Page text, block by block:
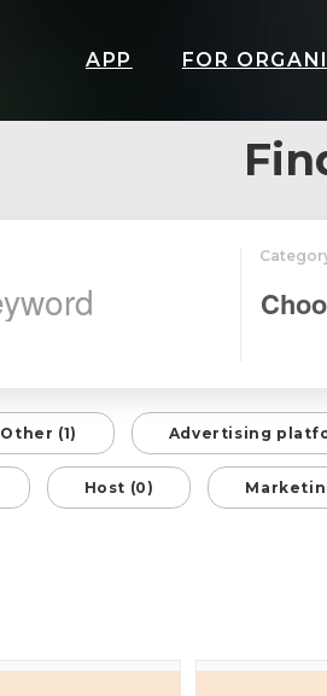
APP FOR
Other (1) Advertising
Host (0)